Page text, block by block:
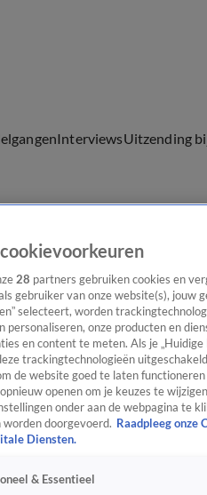
InterviewsUitzending
28 partners gebruiken cookies en
gebruiker van onze website(s), jouw
selecteert, worden
personaliseren, onze producten en
en content te meten. Als je
trackingtechnologieën
de website goed te laten
openen om je keuzes te
onder aan de webpagina te
worden doorgevoerd. Raadpleeg onze
Diensten.
& Essentieel